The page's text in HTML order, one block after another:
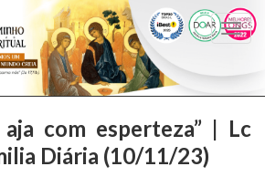
com esperteza” | Lc
Diária (10/11/23)